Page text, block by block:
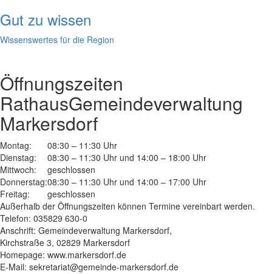
Gut zu wissen
Wissenswertes für die Region
Öffnungszeiten
RathausGemeindeverwaltung
Markersdorf
Montag:
08:30 – 11:30 Uhr
Dienstag:
08:30 – 11:30 Uhr und 14:00 – 18:00 Uhr
Mittwoch:
geschlossen
Donnerstag:08:30 – 11:30 Uhr und 14:00 – 17:00 Uhr
Freitag:
geschlossen
Außerhalb der Öffnungszeiten können Termine vereinbart werden.
Telefon: 035829 630-0
Anschrift: Gemeindeverwaltung Markersdorf,
Kirchstraße 3, 02829 Markersdorf
Homepage: www.markersdorf.de
E-Mail: sekretariat@gemeinde-markersdorf.de